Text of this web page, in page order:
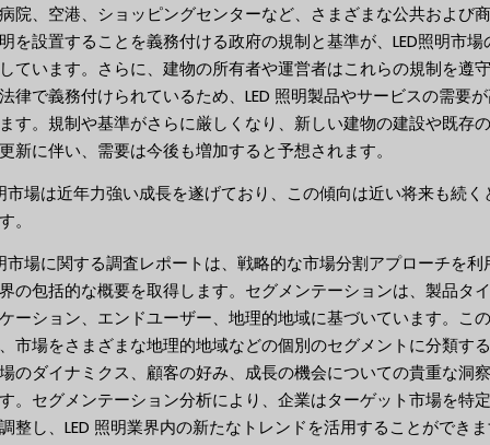
院、空港、ショッピングセンターなど、さまざまな公共および
を設置することを義務付ける政府の規制と基準が、LED照明市場
ています。さらに、建物の所有者や運営者はこれらの規制を遵
律で義務付けられているため、LED 照明製品やサービスの需要
す。規制や基準がさらに厳しくなり、新しい建物の建設や既存
新に伴い、需要は今後も増加すると予想されます。
市場は近年力強い成長を遂げており、この傾向は近い将来も続く
。
市場に関する調査レポートは、戦略的な市場分割アプローチを利
の包括的な概要を取得します。セグメンテーションは、製品タ
ーション、エンドユーザー、地理的地域に基づいています。こ
市場をさまざまな地理的地域などの個別のセグメントに分類す
のダイナミクス、顧客の好み、成長の機会についての貴重な洞
。セグメンテーション分析により、企業はターゲット市場を特
整し、LED 照明業界内の新たなトレンドを活用することができ